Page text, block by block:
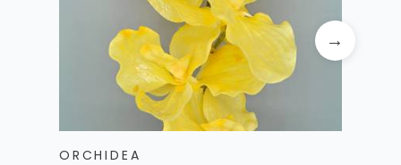
ORCHIDEA